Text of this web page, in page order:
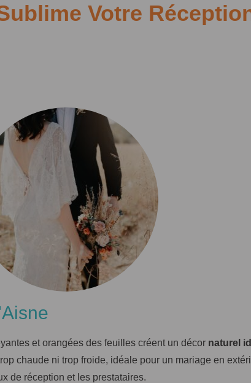
Votre
et orangées des feuilles créent un décor naturel
chaude ni trop froide, idéale pour un mariage en
de réception et les prestataires.